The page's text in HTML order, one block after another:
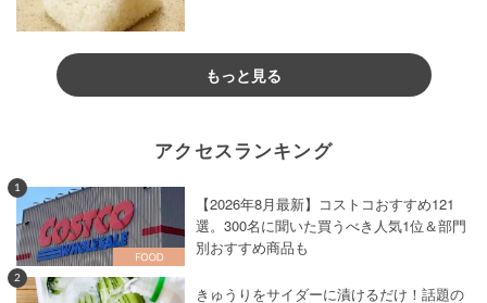
もっと見る
アクセスランキング
1
【2026年8月最新】コストコおすすめ121
選。300名に聞いた買うべき人気1位＆部門
別おすすめ商品も
2
きゅうりをサイダーに漬けるだけ！話題の